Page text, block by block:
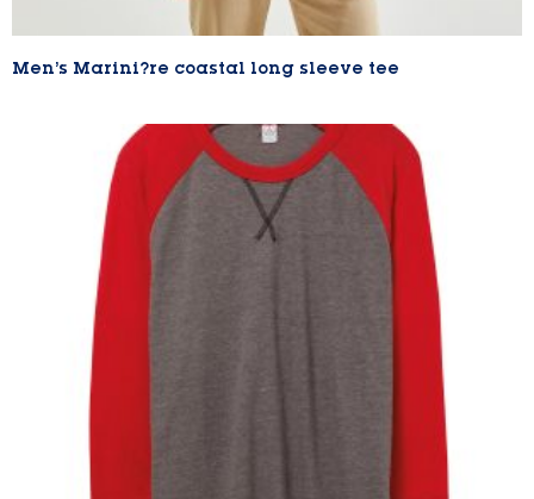
Men’s Marini?re coastal long sleeve tee